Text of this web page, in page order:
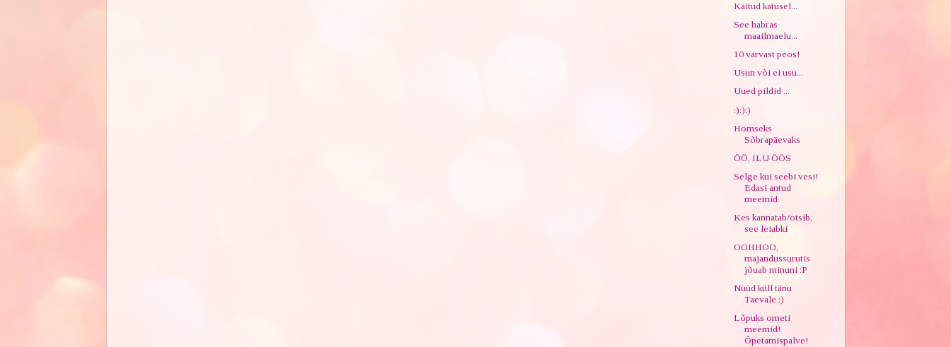
Käitud katusel...
See habras
maailmaelu...
10 varvast peos!
Usun või ei usu...
Uued pildid ...
:):):)
Homseks
Sõbrapäevaks
ÖÖ, ILU ÖÖS
Selge kui seebi vesi!
Edasi antud
meemid
Kes kannatab/otsib,
see leiabki
OOHHOO,
majandussurutis
jõuab minuni :P
Nüüd küll tänu
Taevale :)
Lõpuks ometi
meemid!
Õpetamispalve!